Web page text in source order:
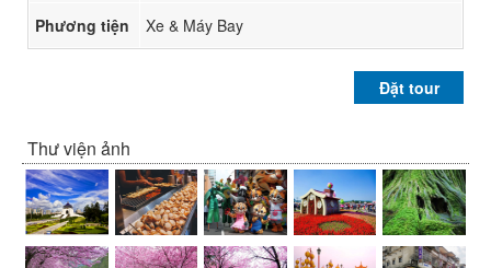
Phương tiện Xe & Máy Bay
Đặt tour
Thư viện ảnh